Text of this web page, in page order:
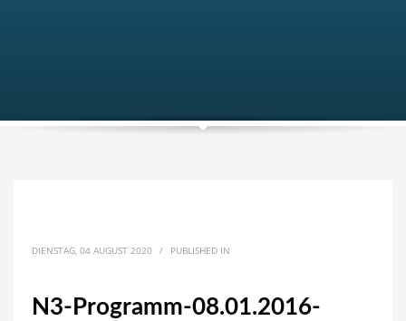
DIENSTAG, 04 AUGUST 2020 / PUBLISHED IN
N3-Programm-08.01.2016-